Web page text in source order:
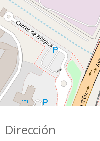
Dirección